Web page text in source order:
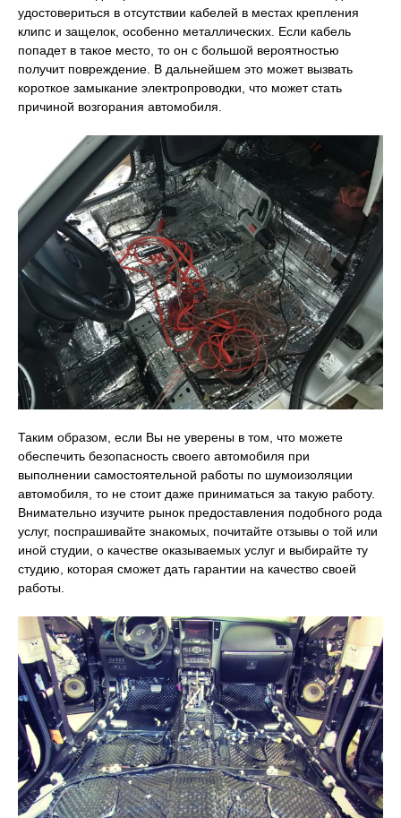
удостовериться в отсутствии кабелей в местах крепления
клипс и защелок, особенно металлических. Если кабель
попадет в такое место, то он с большой вероятностью
получит повреждение. В дальнейшем это может вызвать
короткое замыкание электропроводки, что может стать
причиной возгорания автомобиля.
Таким образом, если Вы не уверены в том, что можете
обеспечить безопасность своего автомобиля при
выполнении самостоятельной работы по шумоизоляции
автомобиля, то не стоит даже приниматься за такую работу.
Внимательно изучите рынок предоставления подобного рода
услуг, поспрашивайте знакомых, почитайте отзывы о той или
иной студии, о качестве оказываемых услуг и выбирайте ту
студию, которая сможет дать гарантии на качество своей
работы.